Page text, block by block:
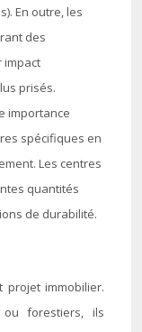
En outre, les
des
impact
prisés.
importance
spécifiques en
Les centres
quantités
de durabilité.
immobilier.
ou forestiers, ils